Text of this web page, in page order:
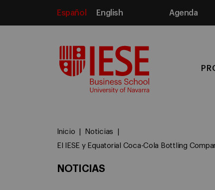
Español English Agenda
Inicio
Noticias
El IESE y Equatorial Coca-Cola Bottling
NOTICIAS